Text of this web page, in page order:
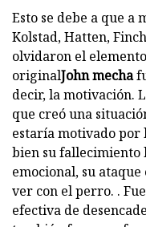
Esto se debe a que a
Kolstad, Hatten,
olvidaron el
originalJohn mecha
decir, la motivación.
que creó una
estaría motivado por
bien su
emocional, su
ver con el perro. .
efectiva de